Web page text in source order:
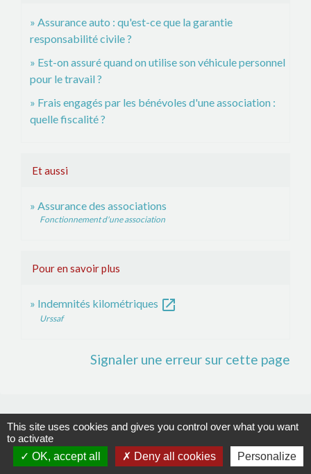
Assurance auto : qu'est-ce que la garantie
responsabilité civile ?
Est-on assuré quand on utilise son véhicule personnel
pour le travail ?
Frais engagés par les bénévoles d'une association :
quelle fiscalité ?
Et aussi
Assurance des associations
Fonctionnement d'une association
Pour en savoir plus
Indemnités kilométriques open_in_new
Urssaf
Signaler une erreur sur cette page
Contacts
Commune de La Remaudière
This site uses cookies and gives you control over what you want
to activate
OK, accept all
Deny all cookies Personalize